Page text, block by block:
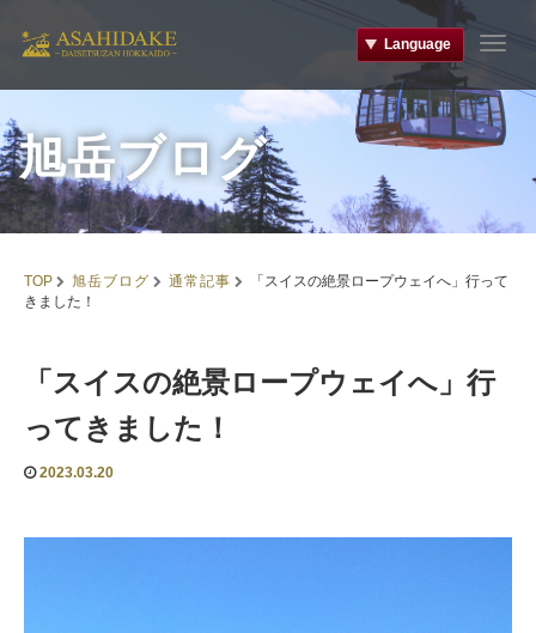
T
g
g
l
v
g
o
Language
旭岳ブログ
TOP 旭岳ブログ 通常記事
「スイスの絶景ロープウェイへ」行って
きました！
「スイスの絶景ロープウェイへ」行
ってきました！
2023.03.20